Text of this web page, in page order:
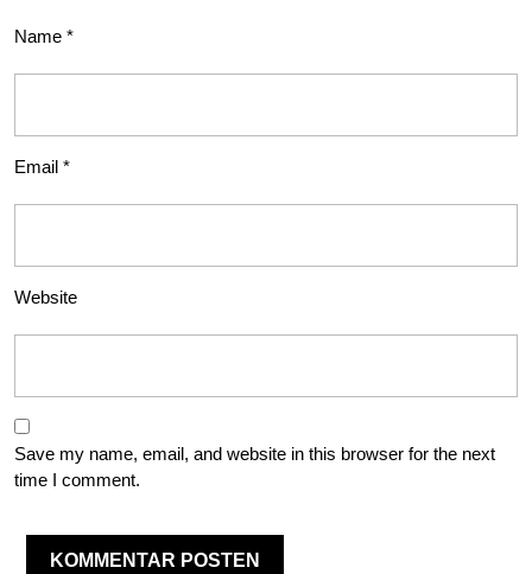
Name *
Email *
Website
Save my name, email, and website in this browser for the next
time I comment.